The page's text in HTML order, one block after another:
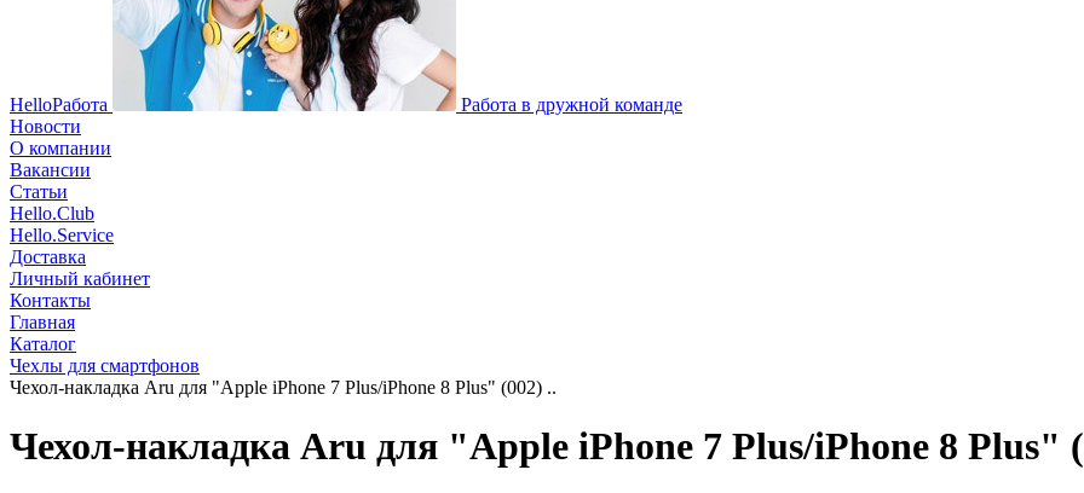
HelloРабота
Работа в дружной команде
Новости
О компании
Вакансии
Статьи
Hello.Club
Hello.Service
Доставка
Личный кабинет
Контакты
Главная
Каталог
Чехлы для смартфонов
Чехол-накладка Aru для "Apple iPhone 7 Plus/iPhone 8 Plus" (002) ..
Чехол-накладка Aru для "Apple iPhone 7 Plus/iPhone 8 Plus"